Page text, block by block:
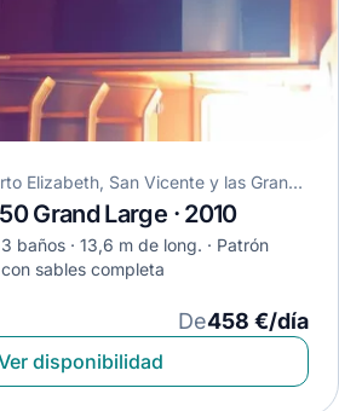
Bequia Marina, Puerto Elizabeth, San Vicente y las Granadinas
Grand Large · 2010
3 baños 13,6 m de long.
Patrón
sables completa
De458 €/día
disponibilidad